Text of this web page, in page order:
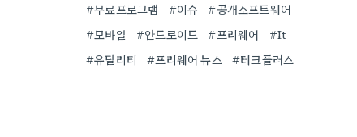
#무료프로그램 #이슈
#공개소프트웨어
#모바일
#안드로이드 #프리웨어
#It
#유틸리티
#프리웨어 뉴스 #테크플러스